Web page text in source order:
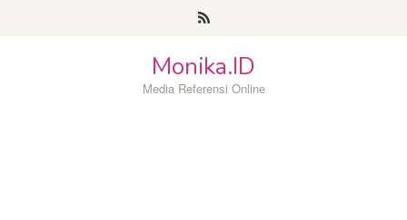
Monika.ID
Media Referensi Online